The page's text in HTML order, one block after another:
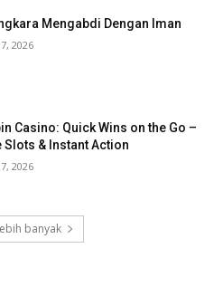
Mengabdi Dengan Iman
2026
Casino: Quick Wins on the Go –
Slots & Instant Action
2026
banyak